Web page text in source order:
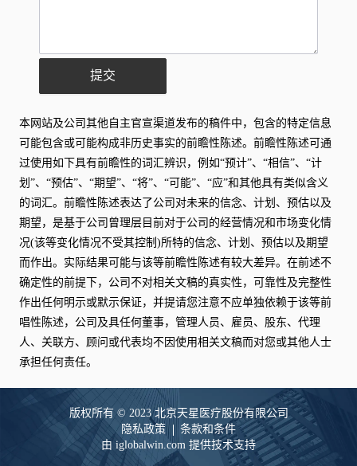
提交
本网站及公司其他自主官宣渠道发布的稿件中，包含的特定信息
可能包含或可能构成非历史事实的前瞻性陈述。前瞻性陈述可通
过使用如下具有前瞻性的词汇辨识，例如“预计”、“相信”、“计
划”、“预估”、“期望”、“将”、“可能”、“应”和其他具有类似含义
的词汇。前瞻性陈述表达了公司对未来的信念、计划、预估以及
期望，是基于公司曾理层目前对于公司的经营情况和市场变化情
况(该等变化情况不受其控制)所特的信念、计划、预估以及期望
而作出。实际结果可能与该等前瞻性陈述有较大差异。在前述不
确定性的前提下，公司不对相关文稿的真实性，可靠性及完整性
作出任何明示或默示保证，并提请您注意不应单独依赖于该等前
唱性陈述，公司及具任何董事，管理人员、雇员、股东、代理
人、关联方、顾问或代表均不因使用相关文稿而对您或其他人士
承担任何责任。
版权所有 © 2023 北京天星医疗股份有限公司
隐私政策
条款和条件
由 iglobalwin.com 提供技术支持